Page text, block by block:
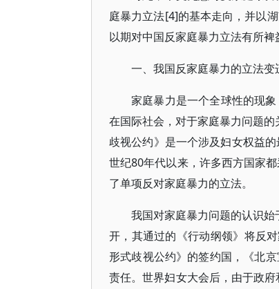
庭暴力立法[4]的基本走向，并以
以期对中国反家庭暴力立法有所裨
一、我国反家庭暴力的立法变
家庭暴力是一个全球性的现
在国际社会，对于家庭暴力问题
歧视公约》是一个涉及妇女权益
世纪80年代以来，许多西方国家
了单项反对家庭暴力的立法。
我国对家庭暴力问题的认识
开，其通过的《行动纲领》将反
形式歧视公约》的签约国，《北
责任。世界妇女大会后，由于政